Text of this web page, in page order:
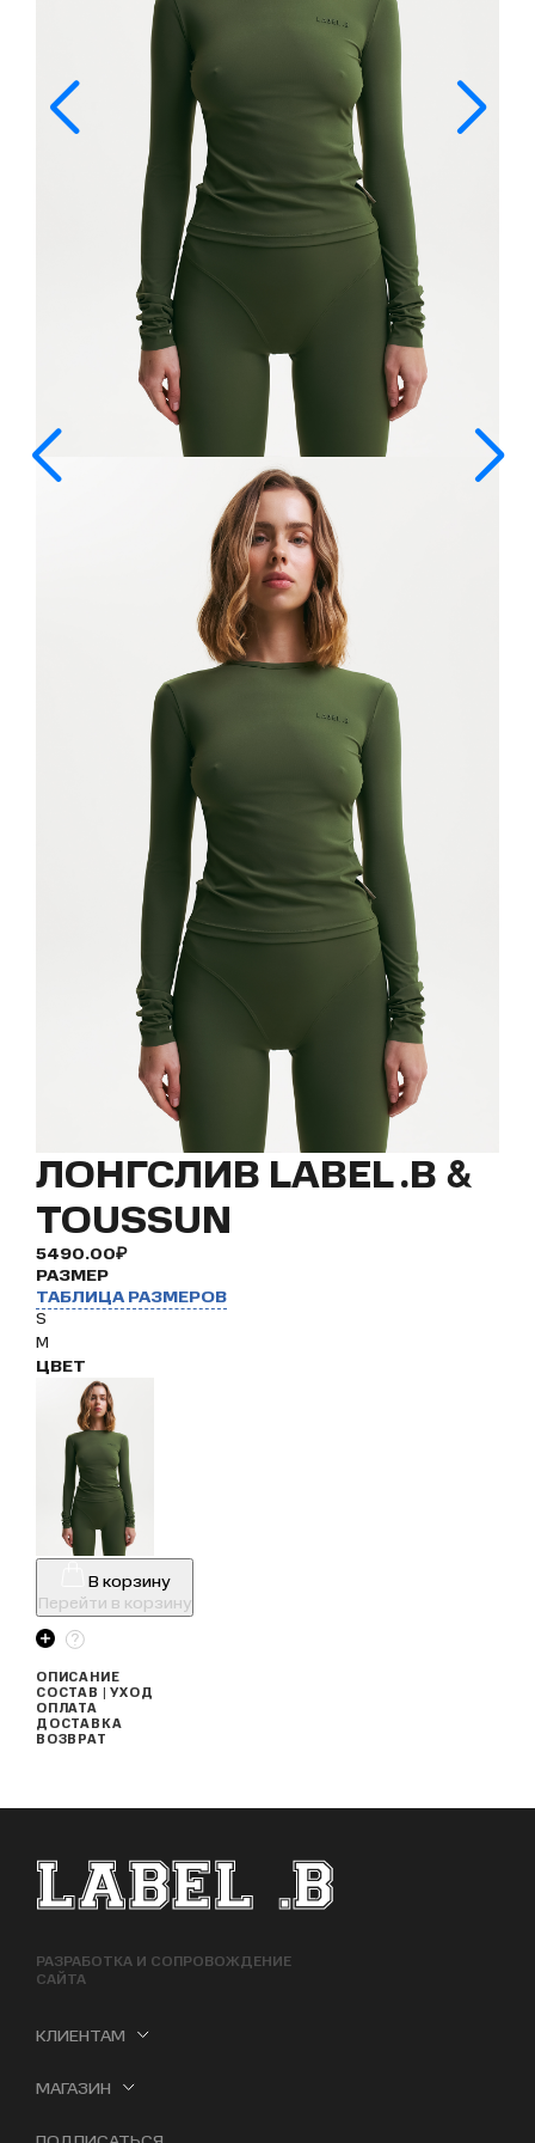
ЛОНГСЛИВ LABEL .B &
TOUSSUN
5490.00₽
РАЗМЕР
ТАБЛИЦА РАЗМЕРОВ
S
M
ЦВЕТ
В корзину
Перейти в корзину
ОПИСАНИЕ
СОСТАВ | УХОД
ОПЛАТА
ДОСТАВКА
ВОЗВРАТ
ФУТЕР САЙТА
РАЗРАБОТКА И СОПРОВОЖДЕНИЕ
САЙТА
КЛИЕНТАМ
МАГАЗИН